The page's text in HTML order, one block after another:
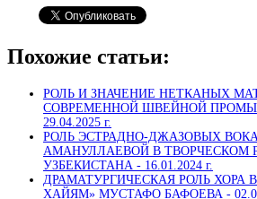
Похожие статьи:
РОЛЬ И ЗНАЧЕНИЕ НЕТКАНЫХ
СОВРЕМЕННОЙ ШВЕЙНОЙ
29.04.2025 г.
РОЛЬ ЭСТРАДНО-ДЖАЗОВЫХ
АМАНУЛЛАЕВОЙ В ТВОРЧЕСКОМ
УЗБЕКИСТАНА - 16.01.2024 г.
ДРАМАТУРГИЧЕСКАЯ РОЛЬ ХОРА
ХАЙЯМ» МУСТАФО БАФОЕВА -